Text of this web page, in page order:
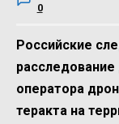
0
Российские
расследование
оператора
теракта на